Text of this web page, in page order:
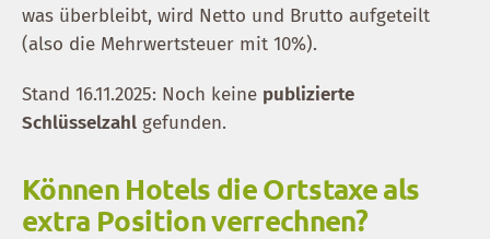
was überbleibt, wird Netto und Brutto aufgeteilt
(also die Mehrwertsteuer mit 10%).
Stand 16.11.2025: Noch keine publizierte
Schlüsselzahl gefunden.
Können Hotels die Ortstaxe als
extra Position verrechnen?